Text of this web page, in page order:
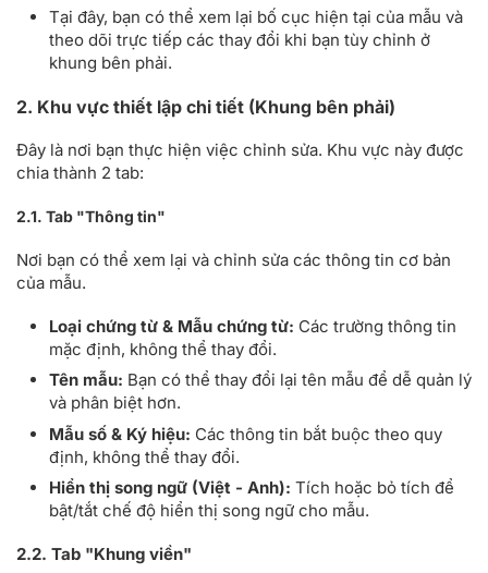
Tại đây, bạn có thể xem lại bố cục hiện tại của mẫu và
theo dõi trực tiếp các thay đổi khi bạn tùy chỉnh ở
khung bên phải.
2. Khu vực thiết lập chi tiết (Khung bên phải)
Đây là nơi bạn thực hiện việc chỉnh sửa. Khu vực này được
chia thành 2 tab:
2.1. Tab "Thông tin"
Nơi bạn có thể xem lại và chỉnh sửa các thông tin cơ bản
của mẫu.
Loại chứng từ & Mẫu chứng từ: Các trường thông tin
mặc định, không thể thay đổi.
Tên mẫu: Bạn có thể thay đổi lại tên mẫu để dễ quản lý
và phân biệt hơn.
Mẫu số & Ký hiệu: Các thông tin bắt buộc theo quy
định, không thể thay đổi.
Hiển thị song ngữ (Việt - Anh): Tích hoặc bỏ tích để
bật/tắt chế độ hiển thị song ngữ cho mẫu.
2.2. Tab "Khung viền"